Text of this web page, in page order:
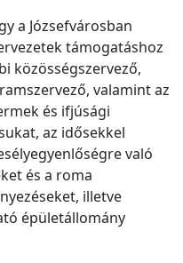
a Józsefvárosban
támogatáshoz
közösségszervező,
valamint az
és ifjúsági
az idősekkel
való
és a roma
illetve
épületállomány